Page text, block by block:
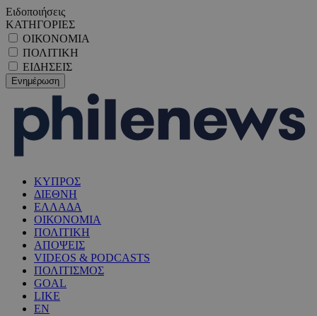
Ειδοποιήσεις
ΚΑΤΗΓΟΡΙΕΣ
ΟΙΚΟΝΟΜΙΑ
ΠΟΛΙΤΙΚΗ
ΕΙΔΗΣΕΙΣ
ΚΥΠΡΟΣ
ΔΙΕΘΝΗ
ΕΛΛΑΔΑ
ΟΙΚΟΝΟΜΙΑ
ΠΟΛΙΤΙΚΗ
ΑΠΟΨΕΙΣ
VIDEOS & PODCASTS
ΠΟΛΙΤΙΣΜΟΣ
GOAL
LIKE
EN